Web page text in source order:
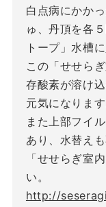
白点病にかか
ゅ、丹頂を各
トープ」水槽
この「せせら
存酸素が溶け
元気になります
また上部フイ
あり、水替えも
「せせらぎ室
い。
http://